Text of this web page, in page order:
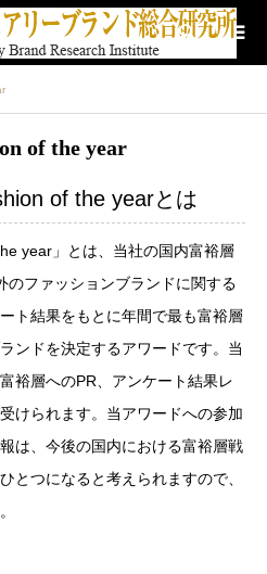
検索
of the year
of the yearとは
year」とは、当社の国内富裕層
のファッションブランドに関する
ト結果をもとに年間で最も富裕層
ンドを決定するアワードです。当
裕層へのPR、アンケート結果レ
けられます。当アワードへの参加
は、今後の国内における富裕層戦
とつになると考えられますので、